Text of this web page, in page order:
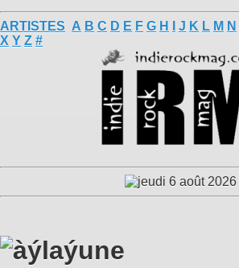
ARTISTES A B C D E F G H J K L M N
X Y Z #